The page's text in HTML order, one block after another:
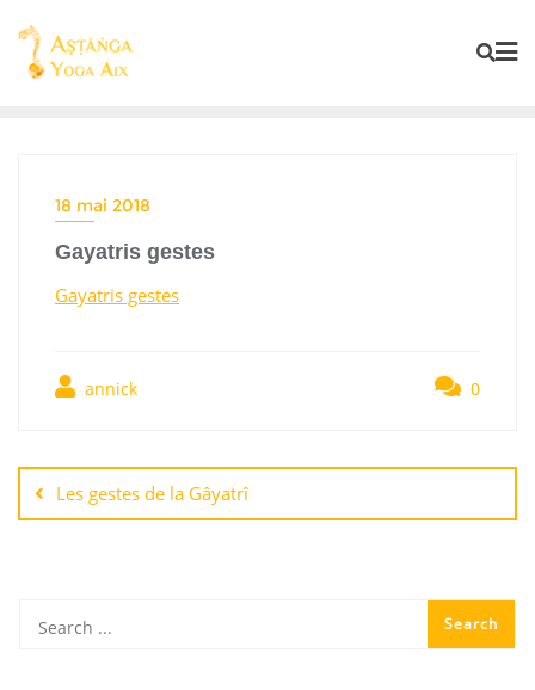
18 mai 2018
Gayatris gestes
Gayatris gestes
annick 0
Les gestes de la Gâyatrî